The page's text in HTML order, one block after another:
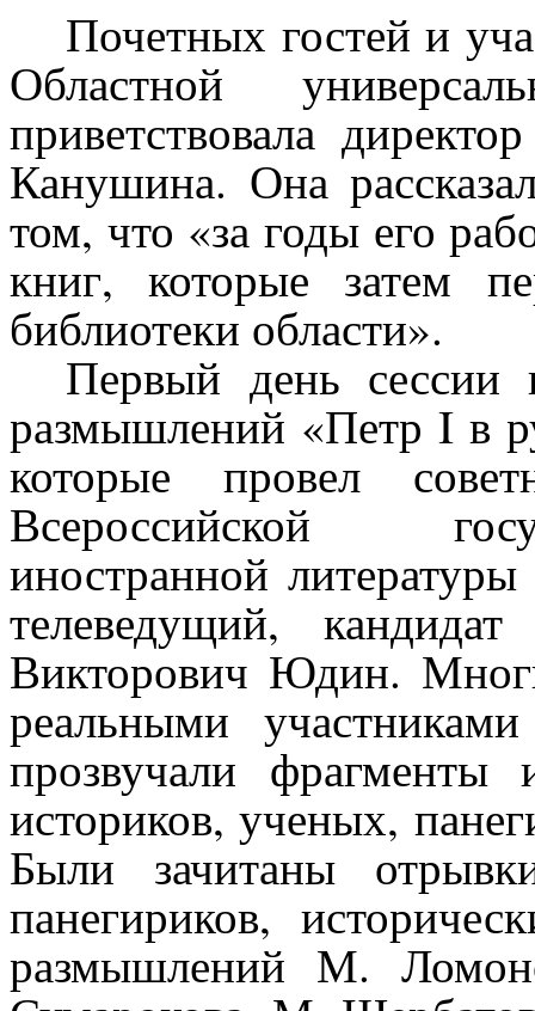
Почетных гостей и
Областной
приветствовала
Канушина. Она
том, что «за годы его
книг, которые затем
библиотеки области».
Первый день сессии
размышлений «Петр I в
которые провел
Всероссийской
иностранной
телеведущий,
Викторович Юдин.
реальными
прозвучали фрагменты
историков, ученых,
Были зачитаны
панегириков,
размышлений М.